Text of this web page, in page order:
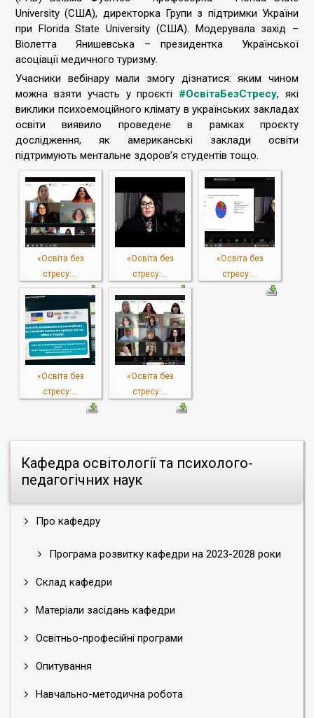
Кафедра освітології та психолого-
педагогічних наук
Про кафедру
Програма розвитку кафедри на 2023-2028 роки
Склад кафедри
Матеріали засідань кафедри
Освітньо-професійні програми
Опитування
Навчально-методична робота
University (США), директорка Групи з підтримки України
при Florida State University (США). Модерувала захід –
Віолетта Янишевська – президентка Української
асоціації медичного туризму.
Учасники вебінару мали змогу дізнатися: яким чином
можна взяти участь у проєкті #ОсвітаБезСтресу, які
виклики психоемоційного клімату в українських закладах
освіти виявило проведене в рамках проєкту
дослідження, як американські заклади освіти
підтримують ментальне здоров’я студентів тощо.
«Освіта без
стресу:...
«Освіта без
стресу:...
«Освіта без
стресу:...
«Освіта без
стресу:...
«Освіта без
стресу:...